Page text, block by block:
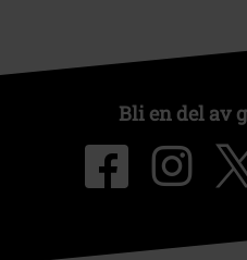
Bli en del av